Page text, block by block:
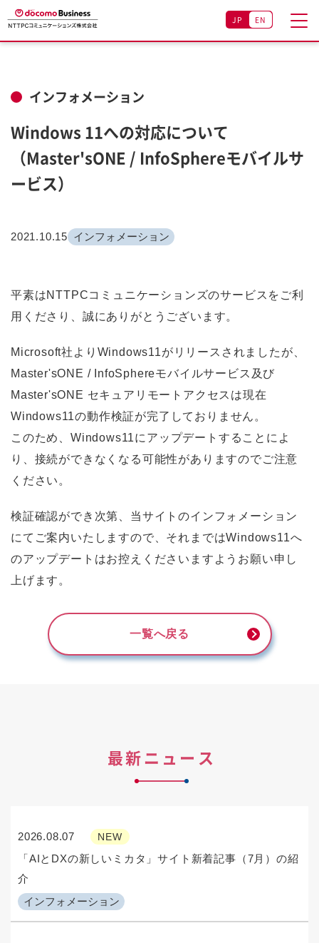
JP EN
インフォメーション
Windows 11への対応について
（Master'sONE / InfoSphereモバイルサ
ービス）
2021.10.15 インフォメーション
平素はNTTPCコミュニケーションズのサービスをご利
用くださり、誠にありがとうございます。
Microsoft社よりWindows11がリリースされましたが、
Master'sONE / InfoSphereモバイルサービス及び
Master'sONE セキュアリモートアクセスは現在
Windows11の動作検証が完了しておりません。
このため、Windows11にアップデートすることによ
り、接続ができなくなる可能性がありますのでご注意
ください。
検証確認ができ次第、当サイトのインフォメーション
にてご案内いたしますので、それまではWindows11へ
のアップデートはお控えくださいますようお願い申し
上げます。
一覧へ戻る
最新ニュース
2026.08.07 NEW
インフォメーション
「AIとDXの新しいミカタ」サイト新着記事（7月）の紹
介